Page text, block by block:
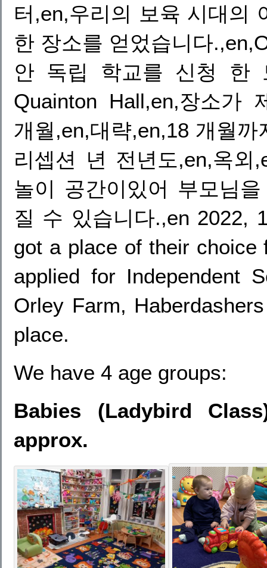
터,en,우리의 보육 시대의
한 장소를 얻었습니다
안 독립 학교를 신청 한
Quainton Hall,en,장소가
개월,en,대략,en,18 개월
리셉션 년 전년도,en,옥
놀이 공간이있어 부모님
질 수 있습니다.,en 2022,
got a place of their choice
applied for Independent
Orley Farm,
place.
We have 4 age groups:
Babies (Ladybird
approx.